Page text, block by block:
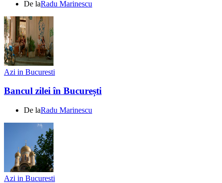
De laRadu Marinescu
Azi in Bucuresti
Bancul zilei în București
De laRadu Marinescu
Azi in Bucuresti